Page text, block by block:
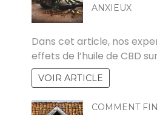
ANXIEUX
Dans cet article, nos
effets de l’huile de CBD
VOIR ARTICLE
COMMENT